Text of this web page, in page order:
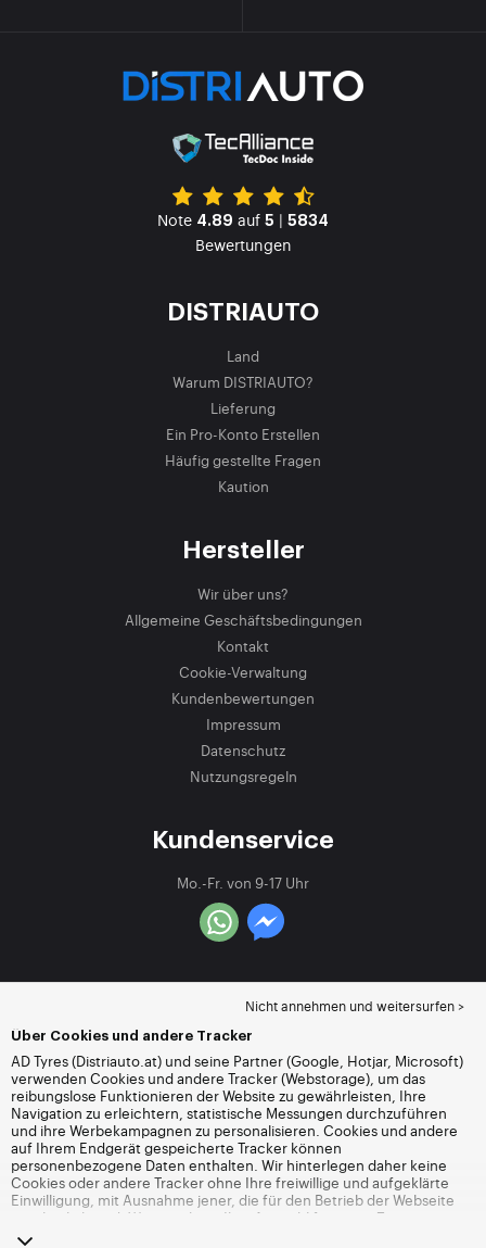
Note 4.89 auf 5 | 5834
Bewertungen
DISTRIAUTO
Land
Warum DISTRIAUTO?
Lieferung
Ein Pro-Konto Erstellen
Häufig gestellte Fragen
Kaution
Hersteller
Wir über uns?
Allgemeine Geschäftsbedingungen
Kontakt
Cookie-Verwaltung
Kundenbewertungen
Impressum
Datenschutz
Nutzungsregeln
Kundenservice
Mo.-Fr. von 9-17 Uhr
Nicht annehmen und weitersurfen >
Über Cookies und andere Tracker
AD Tyres (Distriauto.at) und seine Partner (Google, Hotjar, Microsoft)
verwenden Cookies und andere Tracker (Webstorage), um das
reibungslose Funktionieren der Website zu gewährleisten, Ihre
Navigation zu erleichtern, statistische Messungen durchzuführen
und ihre Werbekampagnen zu personalisieren. Cookies und andere
auf Ihrem Endgerät gespeicherte Tracker können
personenbezogene Daten enthalten. Wir hinterlegen daher keine
Cookies oder andere Tracker ohne Ihre freiwillige und aufgeklärte
Einwilligung, mit Ausnahme jener, die für den Betrieb der Webseite
unerlässlich sind. Wir speichern Ihre Auswahl für einen Zeitraum von
6 Monaten. Sie können Ihre Einwilligung jederzeit widerrufen, indem